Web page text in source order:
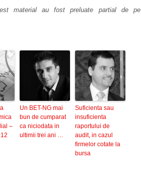
material au fost preluate partial de pe
–
Un BET-NG mai
bun de cumparat
ca niciodata in
ultimii trei ani …
Suficienta sau
insuficienta
raportului de
audit, in cazul
firmelor cotate la
bursa